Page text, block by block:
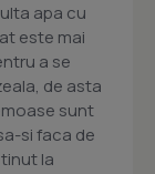
apa cu
este mai
a se
de asta
sunt
si faca de
la